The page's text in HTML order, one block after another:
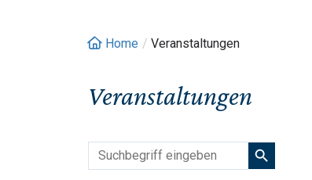
Home / Veranstaltungen
Veranstaltungen